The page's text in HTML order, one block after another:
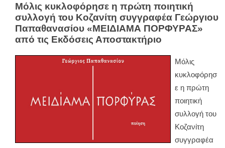
Μόλις κυκλοφόρησε η πρώτη ποιητική
συλλογή του Κοζανίτη συγγραφέα Γεώργιου
Παπαθανασίου «ΜΕΙΔΙΑΜΑ ΠΟΡΦΥΡΑΣ»
από τις Εκδόσεις Αποστακτήριο
Μόλις
κυκλοφόρησ
ε η πρώτη
ποιητική
συλλογή του
Κοζανίτη
συγγραφέα